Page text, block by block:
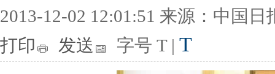
2013-12-02 12:01:51 来源：中国日
打印
发送 字号 T | T